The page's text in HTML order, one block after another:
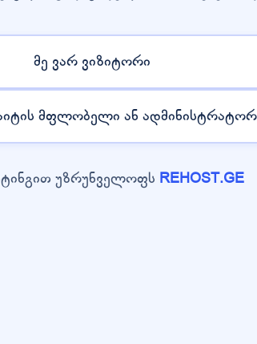
მე ვარ ვიზიტორი
მფლობელი ან
უზრუნველოფს REHOST.GE